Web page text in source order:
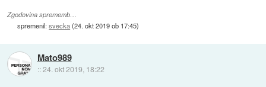
Zgodovina sprememb…
spremenil:svecka(24. okt 2019 ob 17:45)
Mato989
::24. okt 2019, 18:22